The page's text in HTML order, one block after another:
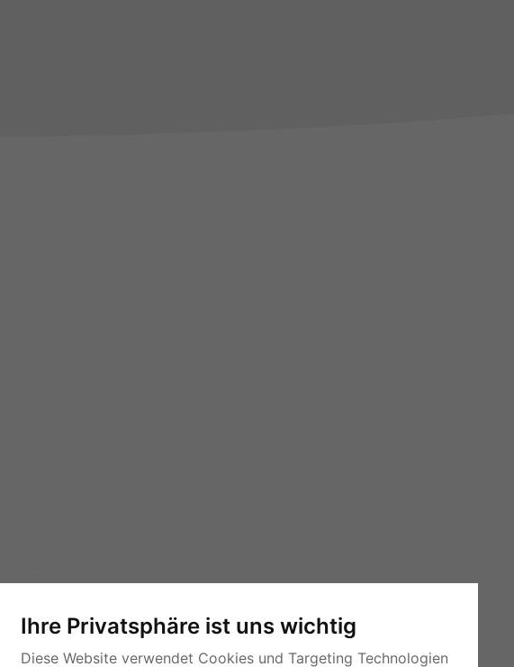
Ihre Privatsphäre ist uns wichtig
Diese Website verwendet Cookies und Targeting Technologien